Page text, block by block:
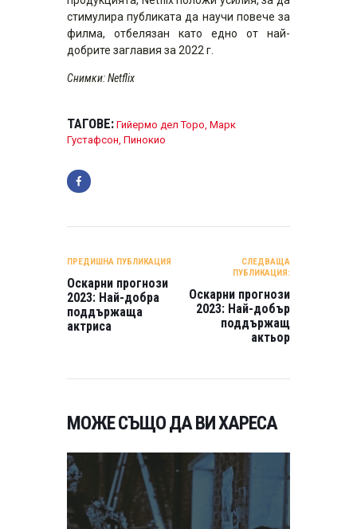
стимулира публиката да научи повече за
филма, отбелязан като едно от най-
добрите заглавия за 2022 г.
Снимки: Netflix
ТАГОВЕ: Гийермо дел Торо Марк
Густафсон Пинокио
ПРЕДИШНА ПУБЛИКАЦИЯ
Оскарни прогнози
2023: Най-добра
поддържаща
актриса
СЛЕДВАЩА
ПУБЛИКАЦИЯ:
Оскарни прогнози
2023: Най-добър
поддържащ
актьор
МОЖЕ СЪЩО ДА ВИ ХАРЕСА